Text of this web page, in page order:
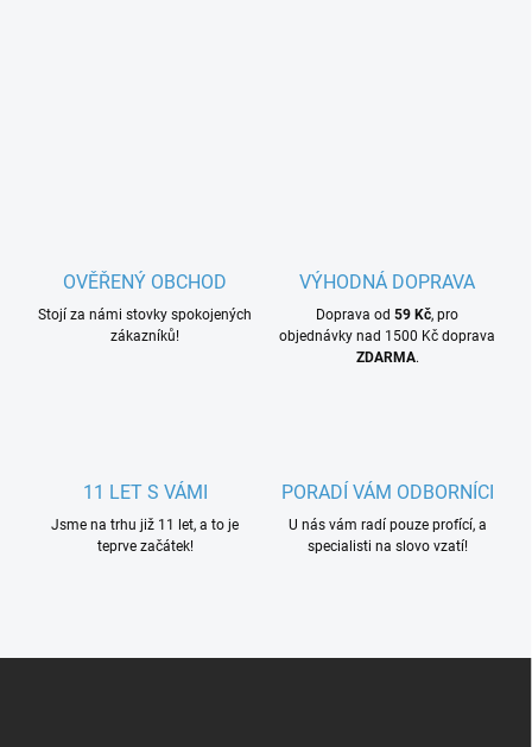
OVĚŘENÝ OBCHOD
Stojí za námi stovky spokojených
zákazníků!
VÝHODNÁ DOPRAVA
Doprava od 59 Kč, pro
objednávky nad 1500 Kč doprava
ZDARMA.
11 LET S VÁMI
Jsme na trhu již 11 let, a to je
teprve začátek!
PORADÍ VÁM ODBORNÍCI
U nás vám radí pouze profící, a
specialisti na slovo vzatí!